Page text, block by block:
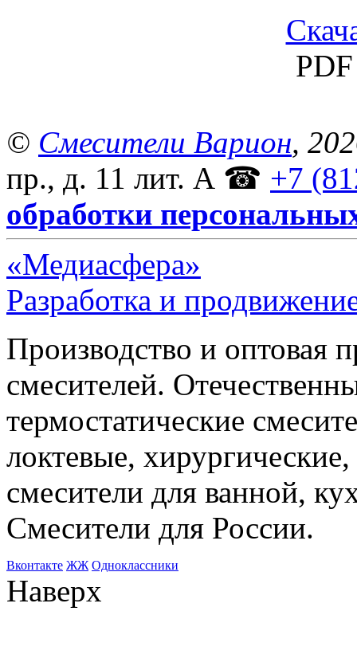
© Смесители Варион,
пр., д. 11 лит. А ☎ +7
обработки
«Медиасфера»
Разработка и
Производство и оптовая
смесителей.
термостатические
локтевые,
смесители для ванной,
Смесители для России.
Bконтакте ЖЖ Одноклассники
Наверх